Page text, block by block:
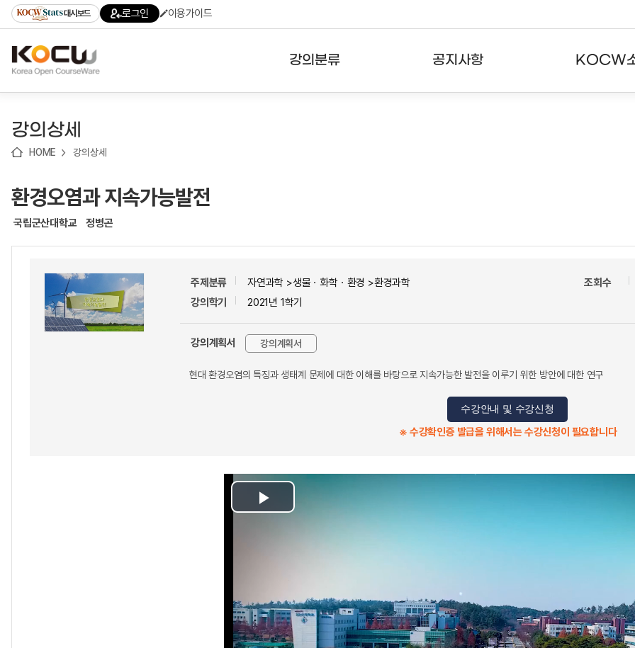
기
기
기
content)
가
대시보드 로그인 이용가이드
강의분류 공지사항 KOCW
강의상세
HOME 강의상세
환경오염과 지속가능발전
국립군산대학교 정병곤
주제분류
자연과학 >생물ㆍ화학ㆍ환경 >환경과학
강의학기
2021년 1학기
조회수
강의계획서 강의계획서
현대 환경오염의 특징과 생태계 문제에 대한 이해를 바탕으로 지속가능한 발전을 이루기 위한 방안에 대한 연구
수강안내 및 수강신청
※ 수강확인증 발급을 위해서는 수강신청이 필요합니다
Play
Video